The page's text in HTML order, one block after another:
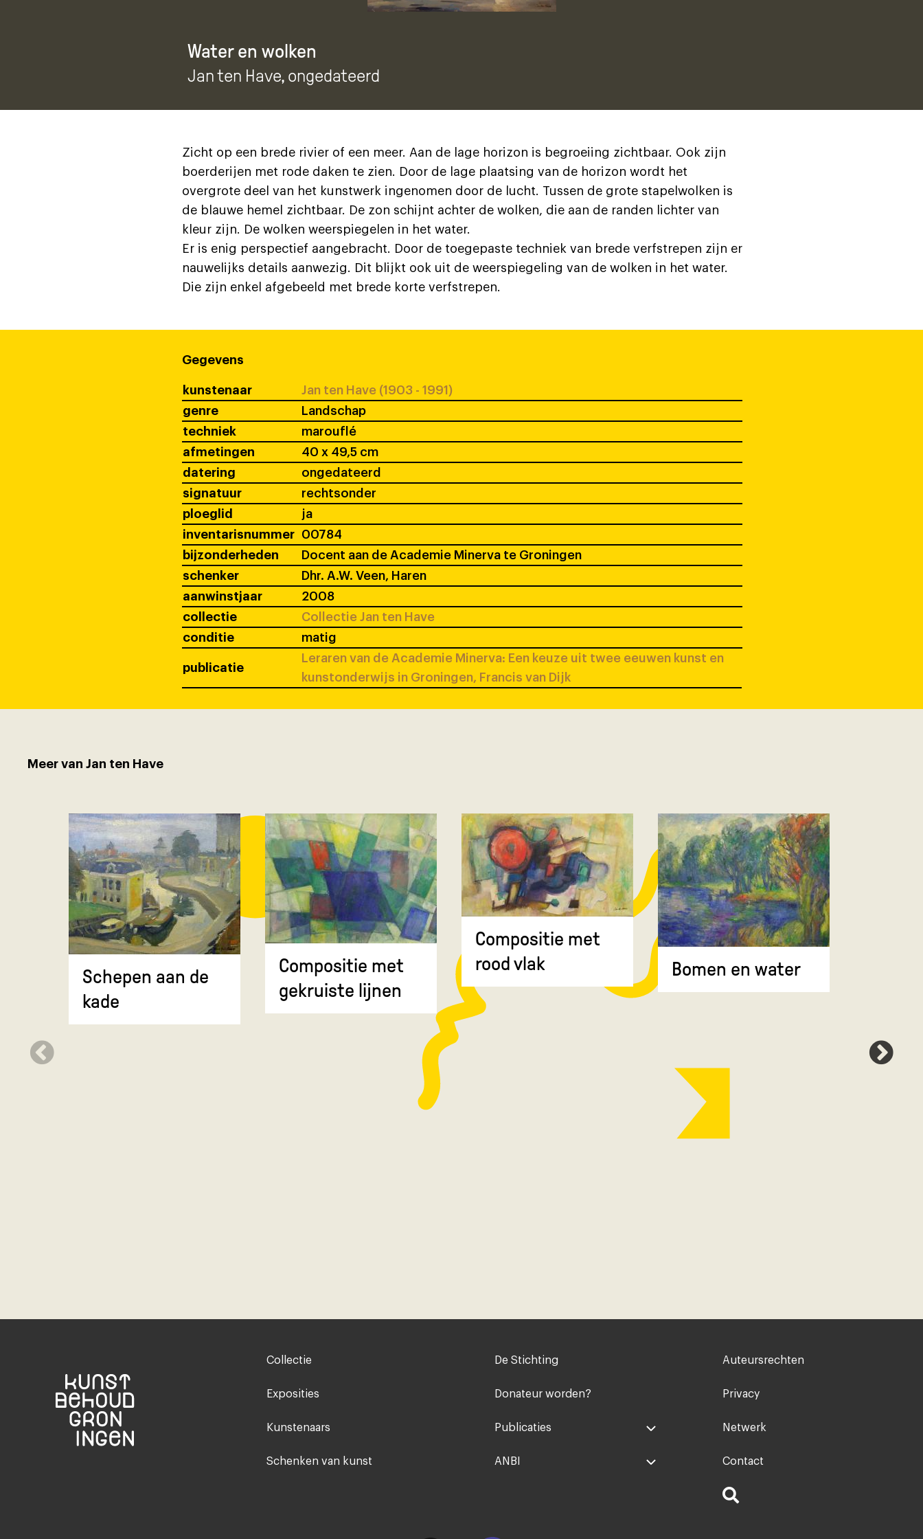
Water en wolken
Jan ten Have, ongedateerd
Zicht op een brede rivier of een meer. Aan de lage horizon is begroeiing zichtbaar. Ook zijn
boerderijen met rode daken te zien. Door de lage plaatsing van de horizon wordt het
overgrote deel van het kunstwerk ingenomen door de lucht. Tussen de grote stapelwolken is
de blauwe hemel zichtbaar. De zon schijnt achter de wolken, die aan de randen lichter van
kleur zijn. De wolken weerspiegelen in het water.
Er is enig perspectief aangebracht. Door de toegepaste techniek van brede verfstrepen zijn er
nauwelijks details aanwezig. Dit blijkt ook uit de weerspiegeling van de wolken in het water.
Die zijn enkel afgebeeld met brede korte verfstrepen.
Gegevens
kunstenaar
Jan ten Have (1903 - 1991)
genre
Landschap
techniek
marouflé
afmetingen
40 x 49,5 cm
datering
ongedateerd
signatuur
rechtsonder
ploeglid
ja
inventarisnummer
00784
bijzonderheden
Docent aan de Academie Minerva te Groningen
schenker
Dhr. A.W. Veen, Haren
aanwinstjaar
2008
collectie
Collectie Jan ten Have
conditie
matig
publicatie
Leraren van de Academie Minerva: Een keuze uit twee eeuwen kunst en
kunstonderwijs in Groningen, Francis van Dijk
Meer van Jan ten Have
Schepen aan de
kade
Compositie met
gekruiste lijnen
Compositie met
rood vlak
Bomen en water
Footer-
Collectie
Exposities
Kunstenaars
Schenken van kunst
Voet
De Stichting
Donateur worden?
Publicaties
ANBI
Voet
Auteursrechten
Privacy
Netwerk
Contact